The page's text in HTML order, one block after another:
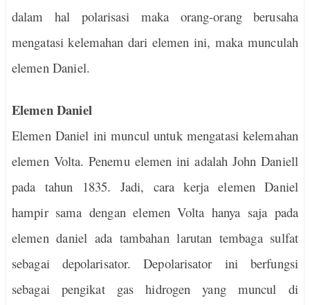
dalam hal polarisasi maka orang-orang berusaha
mengatasi kelemahan dari elemen ini, maka munculah
elemen Daniel.
Elemen Daniel
Elemen Daniel ini muncul untuk mengatasi kelemahan
elemen Volta. Penemu elemen ini adalah John Daniell
pada tahun 1835. Jadi, cara kerja elemen Daniel
hampir sama dengan elemen Volta hanya saja pada
elemen daniel ada tambahan larutan tembaga sulfat
sebagai depolarisator. Depolarisator ini berfungsi
sebagai pengikat gas hidrogen yang muncul di